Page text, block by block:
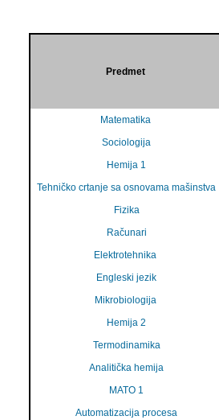
Predmet
Matematika
Sociologija
Hemija 1
Tehničko crtanje sa osnovama mašinstva
Fizika
Računari
Elektrotehnika
Engleski jezik
Mikrobiologija
Hemija 2
Termodinamika
Analitička hemija
MATO 1
Automatizacija procesa